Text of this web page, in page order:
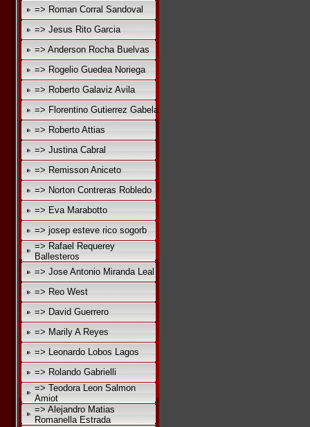
=> Roman Corral Sandoval
=> Jesus Rito Garcia
=> Anderson Rocha Buelvas
=> Rogelio Guedea Noriega
=> Roberto Galaviz Avila
=> Florentino Gutierrez Gabela
=> Roberto Attias
=> Justina Cabral
=> Remisson Aniceto
=> Norton Contreras Robledo
=> Eva Marabotto
=> josep esteve rico sogorb
=> Rafael Requerey
Ballesteros
=> Jose Antonio Miranda Leal
=> Reo West
=> David Guerrero
=> Marily A Reyes
=> Leonardo Lobos Lagos
=> Rolando Gabrielli
=> Teodora Leon Salmon
Amiot
=> Alejandro Matias
Romanella Estrada